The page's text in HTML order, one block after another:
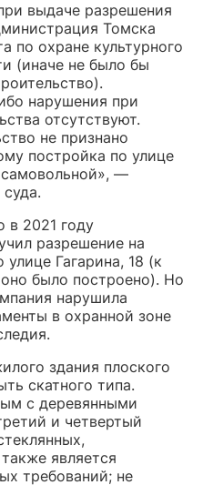
выдаче разрешения
Томска
по охране культурного
(иначе не было бы
нарушения при
отсутствуют.
не признано
постройка по улице
самовольной», —
в 2021 году
разрешение на
Гагарина, 18 (к
было построено). Но
нарушила
в охранной зоне
здания плоского
скатного типа.
с деревянными
и четвертый
является
требований; не